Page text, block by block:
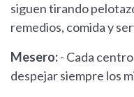
siguen tirando
remedios, comida y
Mesero:- Cada
despejar siempre los